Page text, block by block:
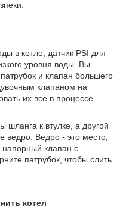
в котле, датчик PSI для
уровня воды. Вы
и клапан большего
клапаном на
их все в процессе
шланга к втулке, а другой
ведро. Ведро - это место,
напорный клапан с
патрубок, чтобы слить
котел